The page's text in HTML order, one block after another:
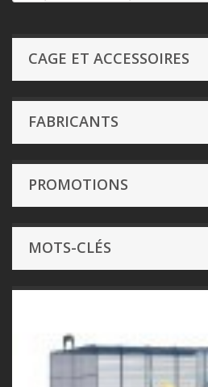
CAGE ET ACCESSOIRES
FABRICANTS
PROMOTIONS
MOTS-CLÉS